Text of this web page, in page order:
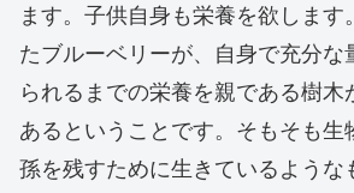
ます。子供自身も栄養を欲します
たブルーベリーが、自身で充分な
られるまでの栄養を親である樹木
あるということです。そもそも生
孫を残すために生きているような